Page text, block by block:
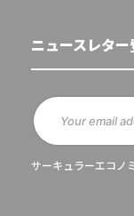
ニュースレター
サーキュラーエコノ